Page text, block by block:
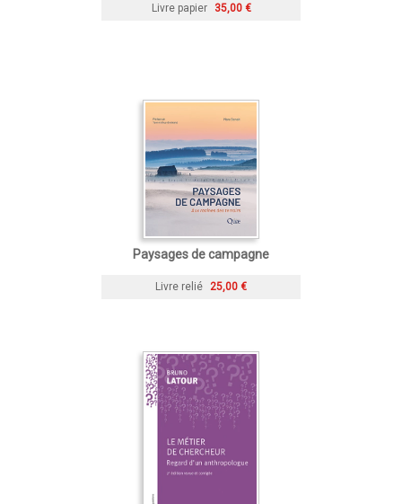
Livre papier 35,00 €
Paysages de campagne
Livre relié 25,00 €